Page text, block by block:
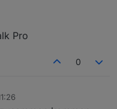
Pro
0